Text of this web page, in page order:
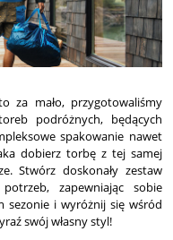
za mało, przygotowaliśmy
podróżnych, będących
spakowanie nawet
dobierz torbę z tej samej
Stwórz doskonały zestaw
zapewniając sobie
i wyróżnij się wśród
swój własny styl!